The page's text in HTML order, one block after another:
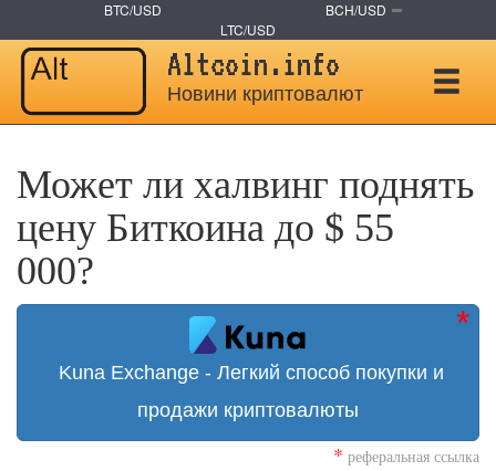
BTC/USD
BCH/USD
LTC/USD
Altcoin.info
Новини криптовалют
Может ли халвинг поднять
цену Биткоина до $ 55
000?
Kuna Exchange - Легкий способ покупки и
продажи криптовалюты
* реферальная ссылка